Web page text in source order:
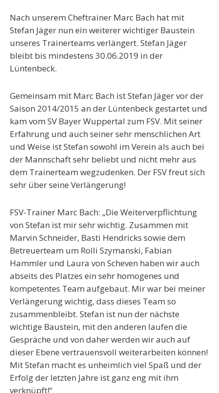
Nach unserem Cheftrainer Marc Bach hat mit
Stefan Jäger nun ein weiterer wichtiger Baustein
unseres Trainerteams verlängert. Stefan Jäger
bleibt bis mindestens 30.06.2019 in der
Lüntenbeck.
Gemeinsam mit Marc Bach ist Stefan Jäger vor der
Saison 2014/2015 an der Lüntenbeck gestartet und
kam vom SV Bayer Wuppertal zum FSV. Mit seiner
Erfahrung und auch seiner sehr menschlichen Art
und Weise ist Stefan sowohl im Verein als auch bei
der Mannschaft sehr beliebt und nicht mehr aus
dem Trainerteam wegzudenken. Der FSV freut sich
sehr über seine Verlängerung!
FSV-Trainer Marc Bach: „Die Weiterverpflichtung
von Stefan ist mir sehr wichtig. Zusammen mit
Marvin Schneider, Basti Hendricks sowie dem
Betreuerteam um Rolli Szymanski, Fabian
Hammler und Laura von Scheven haben wir auch
abseits des Platzes ein sehr homogenes und
kompetentes Team aufgebaut. Mir war bei meiner
Verlängerung wichtig, dass dieses Team so
zusammenbleibt. Stefan ist nun der nächste
wichtige Baustein, mit den anderen laufen die
Gespräche und von daher werden wir auch auf
dieser Ebene vertrauensvoll weiterarbeiten können!
Mit Stefan macht es unheimlich viel Spaß und der
Erfolg der letzten Jahre ist ganz eng mit ihm
verknüpft!“